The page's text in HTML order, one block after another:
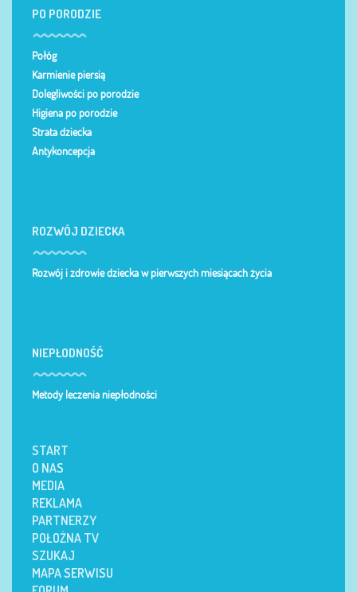
PO PORODZIE
Połóg
Karmienie piersią
Dolegliwości po porodzie
Higiena po porodzie
Strata dziecka
Antykoncepcja
ROZWÓJ DZIECKA
Rozwój i zdrowie dziecka w pierwszych miesiącach życia
NIEPŁODNOŚĆ
Metody leczenia niepłodności
START
O NAS
MEDIA
REKLAMA
PARTNERZY
POŁOŻNA TV
SZUKAJ
MAPA SERWISU